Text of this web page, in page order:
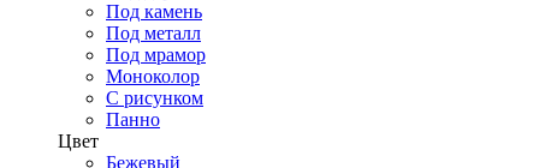
Под камень
Под металл
Под мрамор
Моноколор
С рисунком
Панно
Цвет
Бежевый